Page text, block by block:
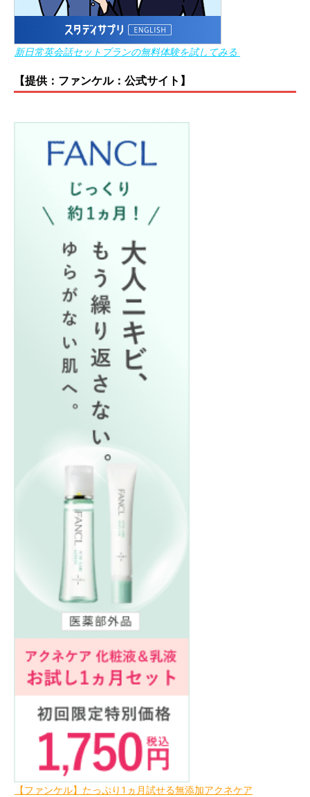
新日常英会話セットプランの無料体験を試してみる
【提供：ファンケル：公式サイト】
【ファンケル】たっぷり1ヵ月試せる無添加アクネケア